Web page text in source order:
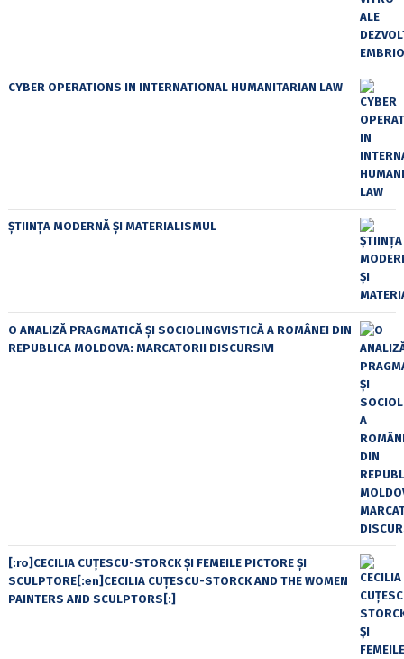
CYBER OPERATIONS IN INTERNATIONAL HUMANITARIAN LAW
ȘTIINȚA MODERNĂ ȘI MATERIALISMUL
O ANALIZĂ PRAGMATICĂ ȘI SOCIOLINGVISTICĂ A ROMÂNEI DIN
REPUBLICA MOLDOVA: MARCATORII DISCURSIVI
[:ro]CECILIA CUŢESCU-STORCK ŞI FEMEILE PICTORE ŞI
SCULPTORE[:en]CECILIA CUŢESCU-STORCK AND THE WOMEN
PAINTERS AND SCULPTORS[:]